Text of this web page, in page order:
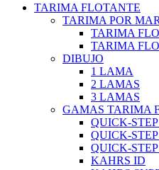
TARIMA FLOTANTE
TARIMA POR
TARIMA
TARIMA
DIBUJO
1 LAMA
2 LAMAS
3 LAMAS
GAMAS TARIMA
QUICK-
QUICK-
QUICK-
KAHRS ID